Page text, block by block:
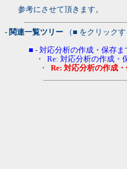
参考にさせて頂きます。
- 関連一覧ツリー （■ をクリック
■ - 対応分析の作成・保存
・ Re: 対応分析の作成・
・ Re: 対応分析の作成